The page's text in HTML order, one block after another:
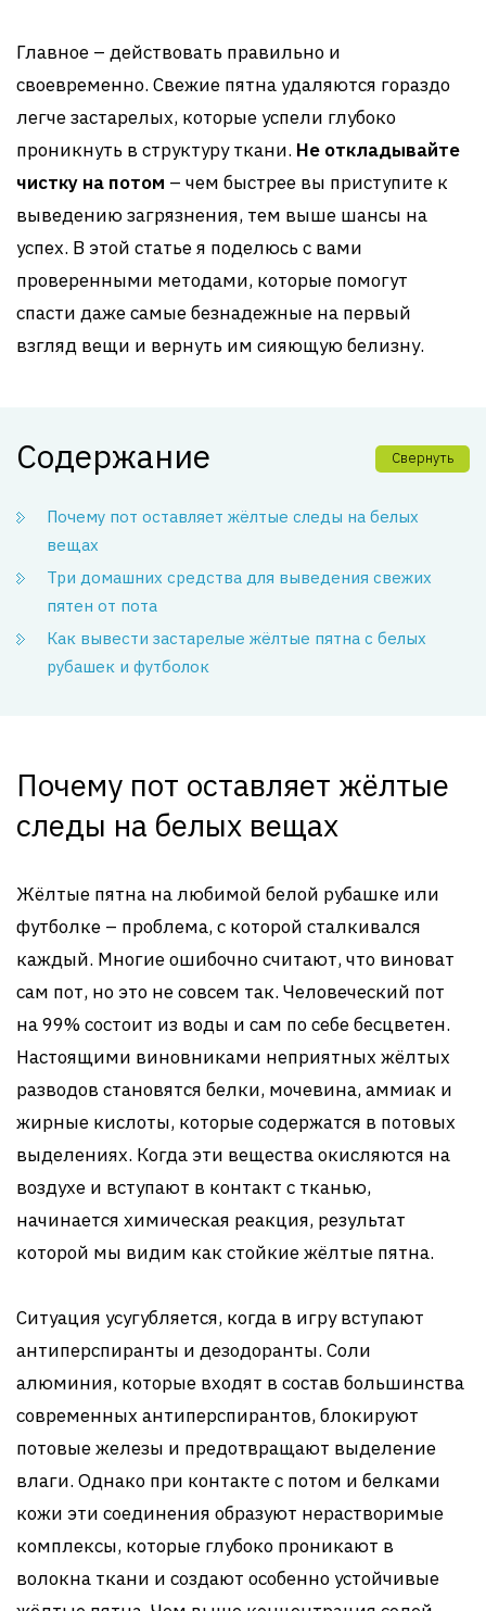
Главное – действовать правильно и
своевременно. Свежие пятна удаляются гораздо
легче застарелых, которые успели глубоко
проникнуть в структуру ткани. Не откладывайте
чистку на потом – чем быстрее вы приступите к
выведению загрязнения, тем выше шансы на
успех. В этой статье я поделюсь с вами
проверенными методами, которые помогут
спасти даже самые безнадежные на первый
взгляд вещи и вернуть им сияющую белизну.
Содержание Свернуть
Почему пот оставляет жёлтые следы на белых
вещах
Три домашних средства для выведения свежих
пятен от пота
Как вывести застарелые жёлтые пятна с белых
рубашек и футболок
Почему пот оставляет жёлтые
следы на белых вещах
Жёлтые пятна на любимой белой рубашке или
футболке – проблема, с которой сталкивался
каждый. Многие ошибочно считают, что виноват
сам пот, но это не совсем так. Человеческий пот
на 99% состоит из воды и сам по себе бесцветен.
Настоящими виновниками неприятных жёлтых
разводов становятся белки, мочевина, аммиак и
жирные кислоты, которые содержатся в потовых
выделениях. Когда эти вещества окисляются на
воздухе и вступают в контакт с тканью,
начинается химическая реакция, результат
которой мы видим как стойкие жёлтые пятна.
Ситуация усугубляется, когда в игру вступают
антиперспиранты и дезодоранты. Соли
алюминия, которые входят в состав большинства
современных антиперспирантов, блокируют
потовые железы и предотвращают выделение
влаги. Однако при контакте с потом и белками
кожи эти соединения образуют нерастворимые
комплексы, которые глубоко проникают в
волокна ткани и создают особенно устойчивые